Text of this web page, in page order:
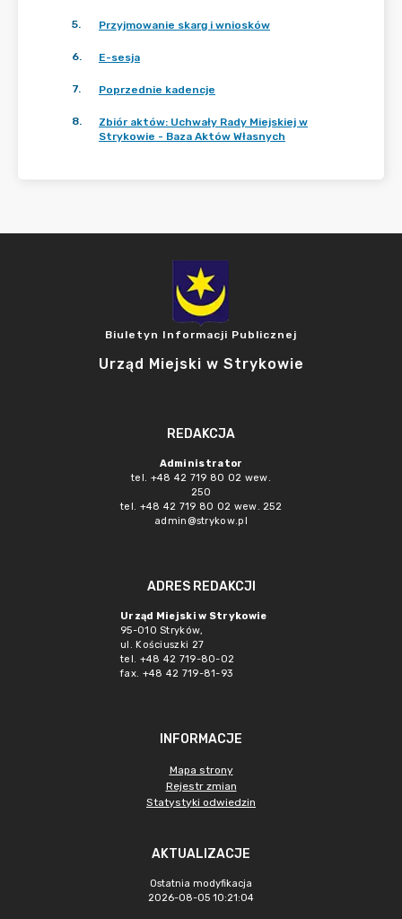
5. Przyjmowanie skarg i wniosków
6. E-sesja
7. Poprzednie kadencje
8.
Zbiór aktów: Uchwały Rady Miejskiej w
Strykowie - Baza Aktów Własnych
Biuletyn Informacji Publicznej
Urząd Miejski w Strykowie
REDAKCJA
Administrator
tel. +48 42 719 80 02 wew.
250
tel. +48 42 719 80 02 wew. 252
admin@strykow.pl
ADRES REDAKCJI
Urząd Miejski w Strykowie
95-010 Stryków,
ul. Kościuszki 27
tel. +48 42 719-80-02
fax. +48 42 719-81-93
INFORMACJE
Mapa strony
Rejestr zmian
Statystyki odwiedzin
AKTUALIZACJE
Ostatnia modyfikacja
2026-08-05 10:21:04